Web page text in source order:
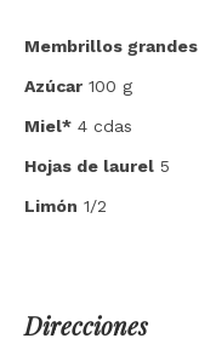
Membrillos grandes
Azúcar 100 g
Miel* 4 cdas
Hojas de laurel 5
Limón 1/2
Direcciones